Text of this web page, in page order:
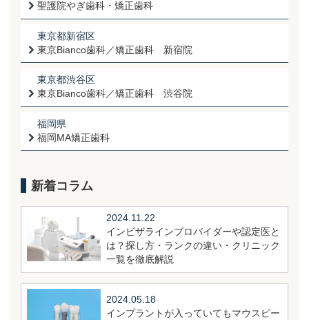
聖護院やぎ歯科・矯正歯科
東京都新宿区
東京Bianco歯科／矯正歯科 新宿院
東京都渋谷区
東京Bianco歯科／矯正歯科 渋谷院
福岡県
福岡MA矯正歯科
新着コラム
2024.11.22
インビザラインプロバイダーや認定医と
は？探し方・ランクの違い・クリニック
一覧を徹底解説
2024.05.18
インプラントが入っていてもマウスピー